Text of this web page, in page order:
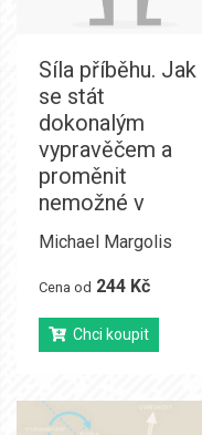
Síla příběhu. Jak
se stát
dokonalým
vypravěčem a
proměnit
nemožné v
Michael Margolis
Cena od 244 Kč
Chci koupit